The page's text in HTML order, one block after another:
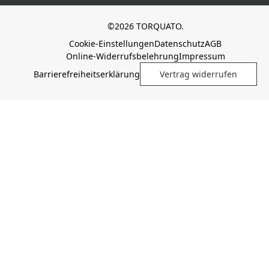
©2026 TORQUATO.
Cookie-EinstellungenDatenschutzAGB
Online-WiderrufsbelehrungImpressum
Barrierefreiheitserklärung
Vertrag widerrufen